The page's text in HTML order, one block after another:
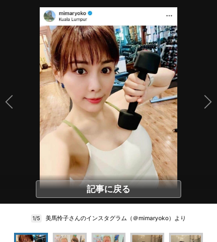
記事に戻る
1/5 美馬怜子さんのインスタグラム（＠mimaryoko）より